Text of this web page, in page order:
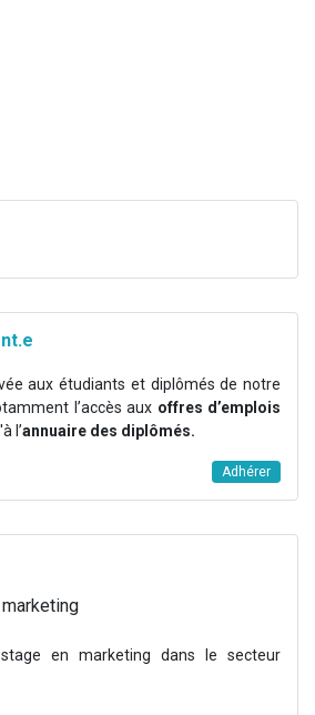
aux étudiants et diplômés de notre
l’accès aux offres d’emplois
l’annuaire des diplômés.
Adhérer
en marketing dans le secteur